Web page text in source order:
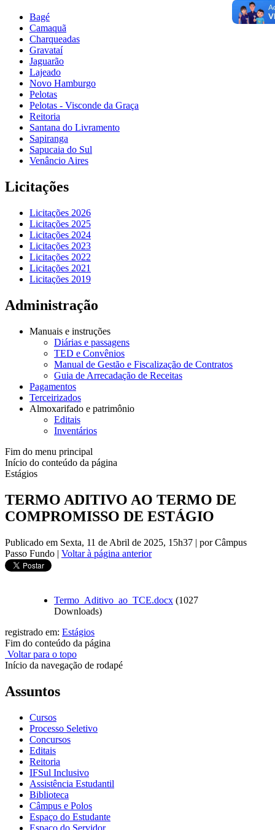
Bagé
Camaquã
Charqueadas
Gravataí
Jaguarão
Lajeado
Novo Hamburgo
Pelotas
Pelotas - Visconde da Graça
Reitoria
Santana do Livramento
Sapiranga
Sapucaia do Sul
Venâncio Aires
Licitações
Licitações 2026
Licitações 2025
Licitações 2024
Licitações 2023
Licitações 2022
Licitações 2021
Licitações 2019
Administração
Manuais e instruções
Diárias e passagens
TED e Convênios
Manual de Gestão e Fiscalização de Contratos
Guia de Arrecadação de Receitas
Pagamentos
Terceirizados
Almoxarifado e patrimônio
Editais
Inventários
Fim do menu principal
Início do conteúdo da página
Estágios
TERMO ADITIVO AO TERMO DE
COMPROMISSO DE ESTÁGIO
Publicado em Sexta, 11 de Abril de 2025, 15h37 | por Câmpus
Passo Fundo | Voltar à página anterior
Termo_Aditivo_ao_TCE.docx (1027
Downloads)
registrado em: Estágios
Fim do conteúdo da página
Voltar para o topo
Início da navegação de rodapé
Assuntos
Cursos
Processo Seletivo
Concursos
Editais
Reitoria
IFSul Inclusivo
Assistência Estudantil
Biblioteca
Câmpus e Polos
Espaço do Estudante
Espaço do Servidor